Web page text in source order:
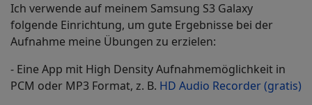
Ich verwende auf meinem Samsung S3 Galaxy
folgende Einrichtung, um gute Ergebnisse bei der
Aufnahme meine Übungen zu erzielen:
- Eine App mit High Density Aufnahmemöglichkeit in
PCM oder MP3 Format, z. B. HD Audio Recorder (gratis)